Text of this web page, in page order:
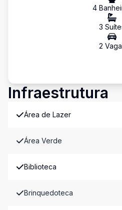
4
3 Suíte
2 Vaga
Infraestrutura
Área de Lazer
Área Verde
Biblioteca
Brinquedoteca